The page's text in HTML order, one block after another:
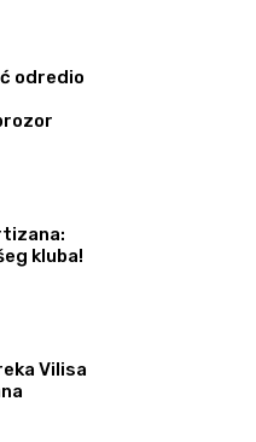
odredio
kluba!
Vilisa